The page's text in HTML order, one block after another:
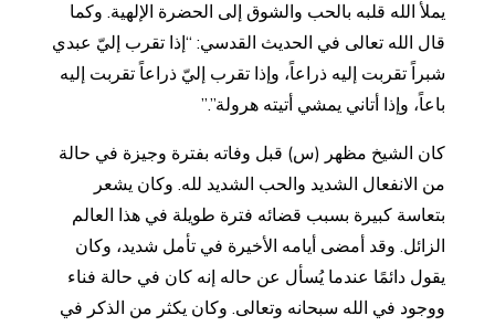
يملأ الله قلبه بالحب والشوق إلى الحضرة الإلهية. وكما
قال الله تعالى في الحديث القدسي: “إذا تقرب إليّ عبدي
شبراً تقربت إليه ذراعاً، وإذا تقرب إليّ ذراعاً تقربت إليه
باعاً، وإذا أتاني يمشي أتيته هرولة”.”
كان الشيخ مظهر (س) قبل وفاته بفترة وجيزة في حالة
من الانفعال الشديد والحب الشديد لله. وكان يشعر
بتعاسة كبيرة بسبب قضائه فترة طويلة في هذا العالم
الزائل. وقد أمضى أيامه الأخيرة في تأمل شديد، وكان
يقول دائمًا عندما يُسأل عن حاله إنه كان في حالة فناء
ووجود في الله سبحانه وتعالى. وكان يكثر من الذكر في